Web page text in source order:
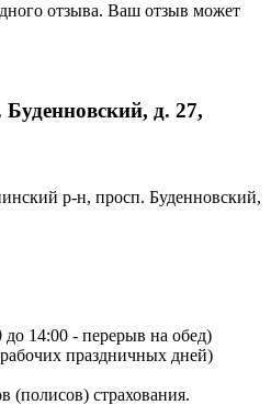
отзыва. Ваш отзыв может
д. 27,
р-н, просп. Буденновский,
до 14:00 - перерыв на обед)
праздничных дней)
(полисов) страхования.